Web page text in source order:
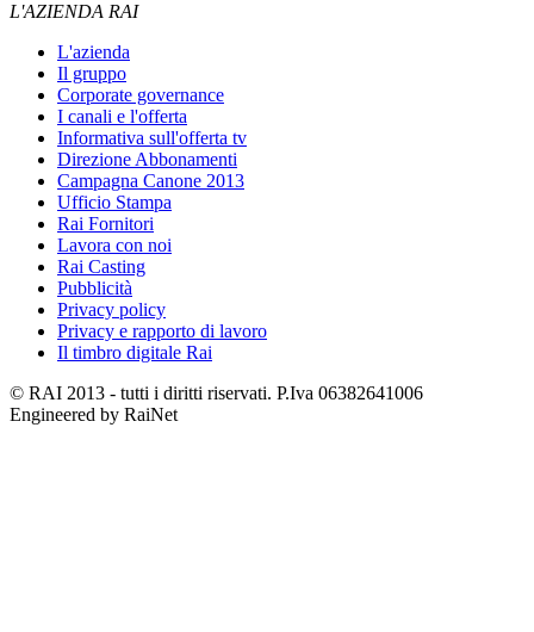
L'AZIENDA RAI
L'azienda
Il gruppo
Corporate governance
I canali e l'offerta
Informativa sull'offerta tv
Direzione Abbonamenti
Campagna Canone 2013
Ufficio Stampa
Rai Fornitori
Lavora con noi
Rai Casting
Pubblicità
Privacy policy
Privacy e rapporto di lavoro
Il timbro digitale Rai
© RAI 2013 - tutti i diritti riservati. P.Iva 06382641006
Engineered by RaiNet